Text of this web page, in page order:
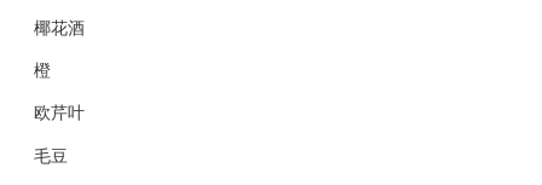
椰花酒
橙
欧芹叶
毛豆